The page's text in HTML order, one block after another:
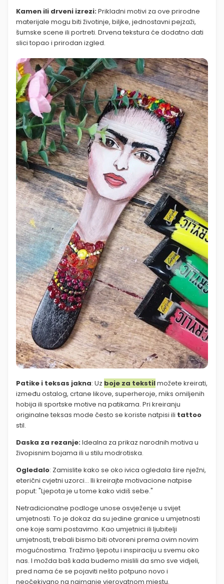
Kamen ili drveni izrezi:Prikladni motivi za ove prirodne
materijale mogu biti životinje, biljke, jednostavni pejzaži,
šumske scene ili portreti. Drvena tekstura će dodatno dati
slici topao i prirodan izgled.
Patike i teksas jakna: Uz boje za tekstilmožete kreirati,
između ostalog, crtane likove, superheroje, miks omiljenih
hobija ili sportske motive na patikama. Pri kreiranju
originalne teksas mode često se koriste natpisi ili tattoo
stil.
Daska za rezanje:Idealna za prikaz narodnih motiva u
živopisnim bojama ili u stilu modrotiska.
Ogledalo: Zamislite kako se oko ivica ogledala šire nježni,
eterični cvjetni uzorci… Ili kreirajte motivacione natpise
poput: "Ljepota je u tome kako vidiš sebe."
Netradicionalne podloge unose osvježenje u svijet
umjetnosti. To je dokaz da su jedine granice u umjetnosti
one koje sami postavimo. Kao umjetnici ili ljubitelji
umjetnosti, trebali bismo biti otvoreni prema ovim novim
mogućnostima. Tražimo ljepotu i inspiraciju u svemu oko
nas. I možda baš kada budemo mislili da smo sve vidjeli,
pred nama će se pojaviti nešto potpuno novo i
neočekivano na najmanje vjerovatnom mjestu.